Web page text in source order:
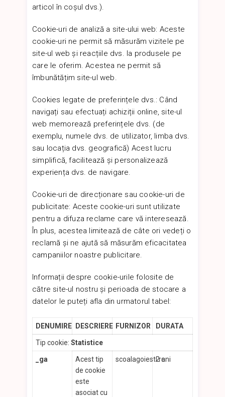
articol în coșul dvs.).
Cookie-uri de analiză a site-ului web: Aceste
cookie-uri ne permit să măsurăm vizitele pe
site-ul web și reacțiile dvs. la produsele pe
care le oferim. Acestea ne permit să
îmbunătățim site-ul web.
Cookies legate de preferințele dvs.: Când
navigați sau efectuați achiziții online, site-ul
web memorează preferințele dvs. (de
exemplu, numele dvs. de utilizator, limba dvs.
sau locația dvs. geografică) Acest lucru
simplifică, facilitează și personalizează
experiența dvs. de navigare.
Cookie-uri de direcționare sau cookie-uri de
publicitate: Aceste cookie-uri sunt utilizate
pentru a difuza reclame care vă interesează.
În plus, acestea limitează de câte ori vedeți o
reclamă și ne ajută să măsurăm eficacitatea
campaniilor noastre publicitare.
Informații despre cookie-urile folosite de
către site-ul nostru și perioada de stocare a
datelor le puteți afla din urmatorul tabel:
DENUMIRE DESCRIERE FURNIZOR DURATA
Tip cookie: Statistice
_ga
Acest tip
de cookie
este
asociat cu
scoalagoiesti.ro
2 ani